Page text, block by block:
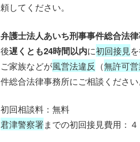
頼してください。
弁護士法人あいち刑事事件総合法
後遅くとも24時間以内に初回接見
ご家族などが風営法違反 （無許可
件総合法律事務所にご相談ください
初回相談料：無料
君津警察署までの初回接見費用：